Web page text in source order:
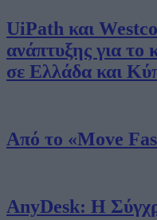
UiPath και
ανάπτυξης για το
σε Ελλάδα και
Από το «Move
AnyDesk: Η